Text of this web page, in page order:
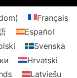
Français
Español
Svenska
Hrvatski
Latviešu